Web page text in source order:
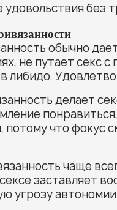
без
обычно
не путает секс
либидо.
делает
потому что фокус
чаще
заставляет
угрозу